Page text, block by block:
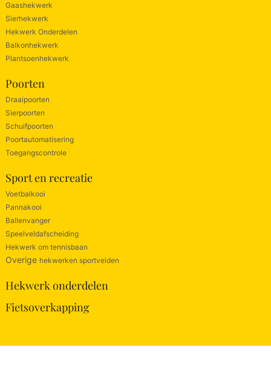
Gaashekwerk
Sierhekwerk
Hekwerk Onderdelen
Balkonhekwerk
Plantsoenhekwerk
Poorten
Draaipoorten
Sierpoorten
Schuifpoorten
Poortautomatisering
Toegangscontrole
Sport en recreatie
Voetbalkooi
Pannakooi
Ballenvanger
Speelveldafscheiding
Hekwerk om tennisbaan
Overige hekwerken sportvelden
Hekwerk onderdelen
Fietsoverkapping